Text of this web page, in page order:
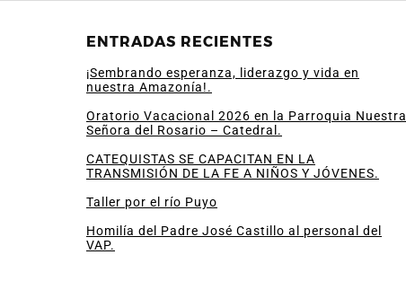
ENTRADAS RECIENTES
¡Sembrando esperanza, liderazgo y vida en
nuestra Amazonía!.
Oratorio Vacacional 2026 en la Parroquia Nuestra
Señora del Rosario – Catedral.
CATEQUISTAS SE CAPACITAN EN LA
TRANSMISIÓN DE LA FE A NIÑOS Y JÓVENES.
Taller por el río Puyo
Homilía del Padre José Castillo al personal del
VAP.